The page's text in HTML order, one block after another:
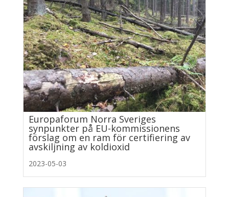
Europaforum Norra Sveriges
synpunkter på EU-kommissionens
förslag om en ram för certifiering av
avskiljning av koldioxid
2023-05-03